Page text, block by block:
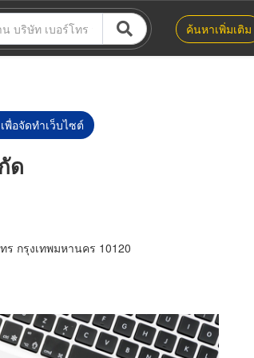
ค้นหาเพิ่มเติม
อจัดทำเว็บไซต์
ด
กรุงเทพมหานคร 10120